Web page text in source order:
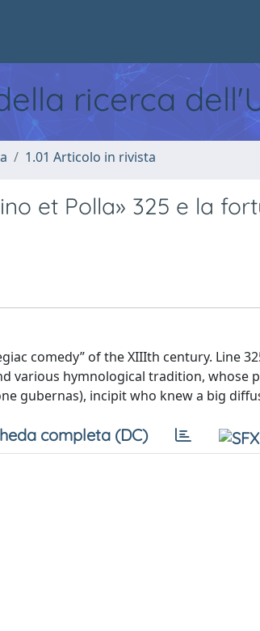
ricerca
1.01 Articolo in rivista
et Polla» 325 e la
comedy” of the XIIIth century. Line
various hymnological tradition, whose
gubernas), incipit who knew a big
completa (DC)